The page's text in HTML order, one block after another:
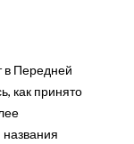
в Передней
как принято